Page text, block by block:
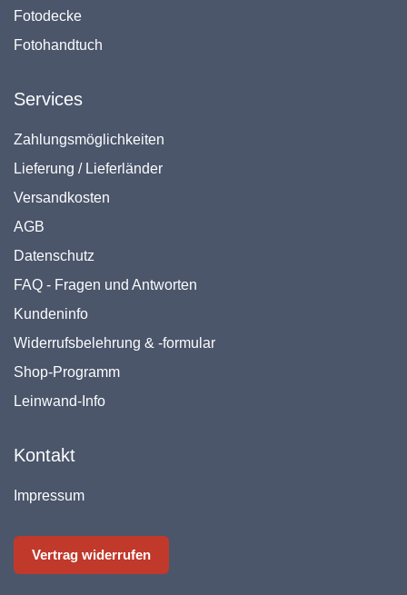
Fotodecke
Fotohandtuch
Services
Zahlungsmöglichkeiten
Lieferung / Lieferländer
Versandkosten
AGB
Datenschutz
FAQ - Fragen und Antworten
Kundeninfo
Widerrufsbelehrung & -formular
Shop-Programm
Leinwand-Info
Kontakt
Impressum
Vertrag widerrufen